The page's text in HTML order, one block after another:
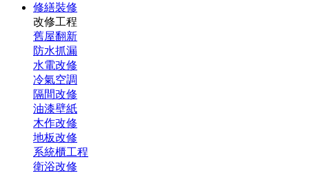
修繕裝修
改修工程
舊屋翻新
防水抓漏
水電改修
冷氣空調
隔間改修
油漆壁紙
木作改修
地板改修
系統櫃工程
衛浴改修